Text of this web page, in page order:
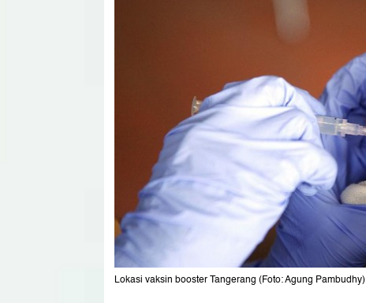
Lokasi vaksin booster Tangerang (Foto: Agung Pambudhy)